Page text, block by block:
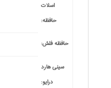
اسلات
حافظه:
حافظه فلش:
سینی هارد
درایو: